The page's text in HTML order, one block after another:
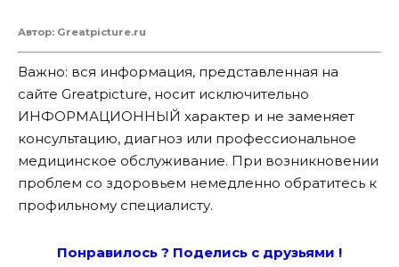
Автор: Greatpicture.ru
Важно: вся информация, представленная на
сайте Greatpicture, носит исключительно
ИНФОРМАЦИОННЫЙ характер и не заменяет
консультацию, диагноз или профессиональное
медицинское обслуживание. При возникновении
проблем со здоровьем немедленно обратитесь к
профильному специалисту.
Понравилось ? Поделись с друзьями !